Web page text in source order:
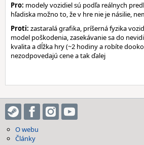
Pro: modely vozidiel sú podľa reálnych
hľadiska možno to, že v hre nie je násilie,
Proti: zastaralá grafika, príšerná fyzika
model poškodenia, zasekávanie sa do
kvalita a dĺžka hry (~2 hodiny a robíte
nezodpovedajú cene a tak ďalej
O webu
Články